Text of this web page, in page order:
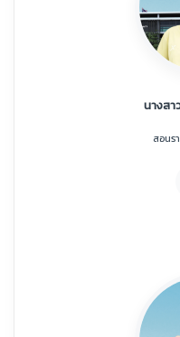
นางส
สอนร